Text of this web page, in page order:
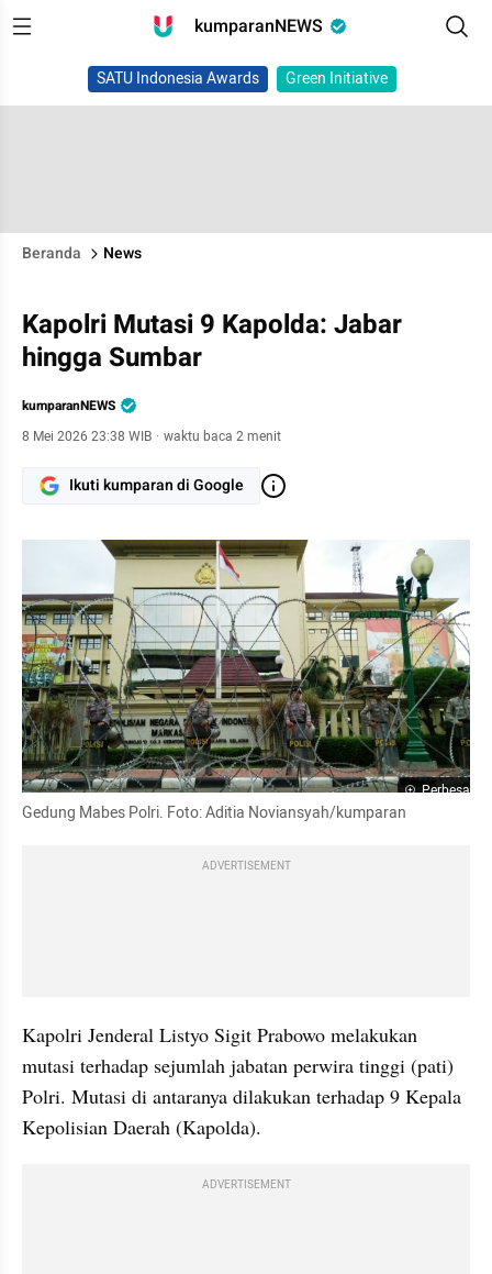
kumparanNEWS
SATU Indonesia Awards Green Initiative
Beranda News
Kapolri Mutasi 9 Kapolda: Jabar
hingga Sumbar
kumparanNEWS
8 Mei 2026 23:38 WIB · waktu baca 2 menit
Ikuti kumparan di Google
Perbesar
Gedung Mabes Polri. Foto: Aditia Noviansyah/kumparan
ADVERTISEMENT
Kapolri Jenderal Listyo Sigit Prabowo melakukan
mutasi terhadap sejumlah jabatan perwira tinggi (pati)
Polri. Mutasi di antaranya dilakukan terhadap 9 Kepala
Kepolisian Daerah (Kapolda).
ADVERTISEMENT